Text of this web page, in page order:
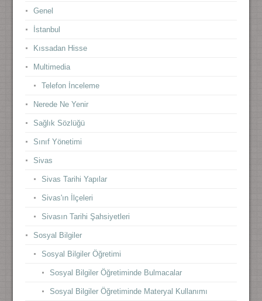
Genel
İstanbul
Kıssadan Hisse
Multimedia
Telefon İnceleme
Nerede Ne Yenir
Sağlık Sözlüğü
Sınıf Yönetimi
Sivas
Sivas Tarihi Yapılar
Sivas'ın İlçeleri
Sivasın Tarihi Şahsiyetleri
Sosyal Bilgiler
Sosyal Bilgiler Öğretimi
Sosyal Bilgiler Öğretiminde Bulmacalar
Sosyal Bilgiler Öğretiminde Materyal Kullanımı